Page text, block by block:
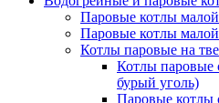
Паровые котлы
Паровые котлы
Котлы паровые на
Котлы
бурый уголь)
Паровые котлы